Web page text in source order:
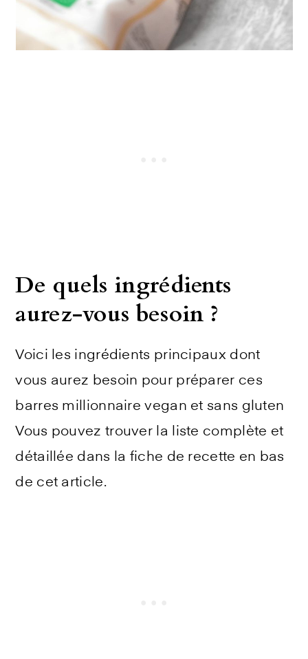
De quels ingrédients
aurez-vous besoin ?
Voici les ingrédients principaux dont
vous aurez besoin pour préparer ces
barres millionnaire vegan et sans gluten
Vous pouvez trouver la liste complète et
détaillée dans la fiche de recette en bas
de cet article.